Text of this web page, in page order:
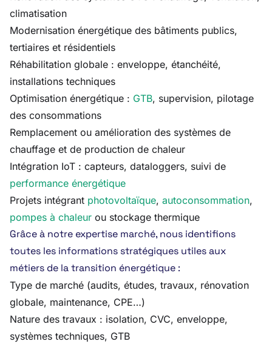
climatisation
Modernisation énergétique des bâtiments publics,
tertiaires et résidentiels
Réhabilitation globale : enveloppe, étanchéité,
installations techniques
Optimisation énergétique : GTB, supervision, pilotage
des consommations
Remplacement ou amélioration des systèmes de
chauffage et de production de chaleur
Intégration IoT : capteurs, dataloggers, suivi de
performance énergétique
Projets intégrant photovoltaïque, autoconsommation,
pompes à chaleur ou stockage thermique
Grâce à notre expertise marché, nous identifions
toutes les informations stratégiques utiles aux
métiers de la transition énergétique :
Type de marché (audits, études, travaux, rénovation
globale, maintenance, CPE…)
Nature des travaux : isolation, CVC, enveloppe,
systèmes techniques, GTB